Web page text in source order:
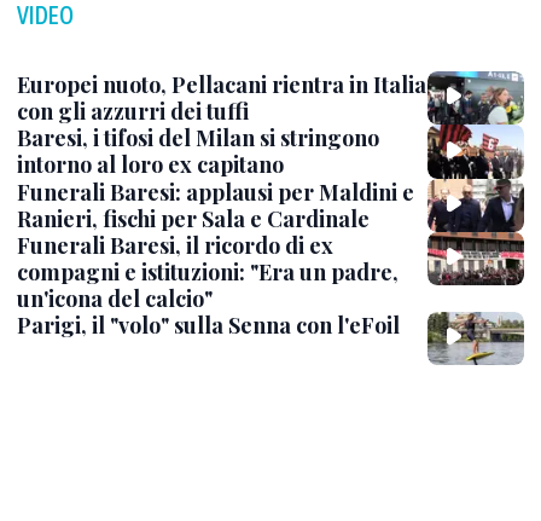
VIDEO
Europei nuoto, Pellacani rientra in Italia
con gli azzurri dei tuffi
Baresi, i tifosi del Milan si stringono
intorno al loro ex capitano
Funerali Baresi: applausi per Maldini e
Ranieri, fischi per Sala e Cardinale
Funerali Baresi, il ricordo di ex
compagni e istituzioni: "Era un padre,
un'icona del calcio"
Parigi, il "volo" sulla Senna con l'eFoil